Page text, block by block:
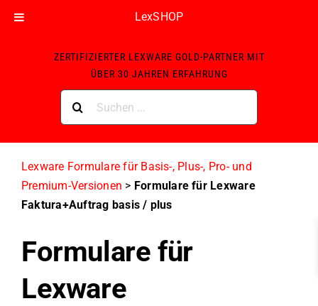
LexSHOP
ZERTIFIZIERTER LEXWARE GOLD-PARTNER MIT
ÜBER 30 JAHREN ERFAHRUNG
nach:
Lexware Formulare für Basis-, Plus-, Pro- und
Premium-Versionen > Formulare für Lexware
Faktura+Auftrag basis / plus
Formulare für
Lexware